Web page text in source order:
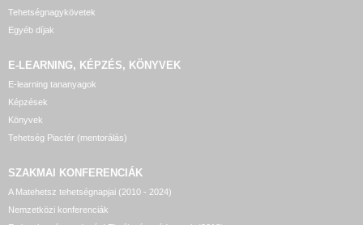
Tehetségnagykövetek
Egyéb díjak
E-LEARNING, KÉPZÉS, KÖNYVEK
E-learning tananyagok
Képzések
Könyvek
Tehetség Piactér (mentorálás)
SZAKMAI KONFERENCIÁK
A Matehetsz tehetségnapjai (2010 - 2024)
Nemzetközi konferenciák